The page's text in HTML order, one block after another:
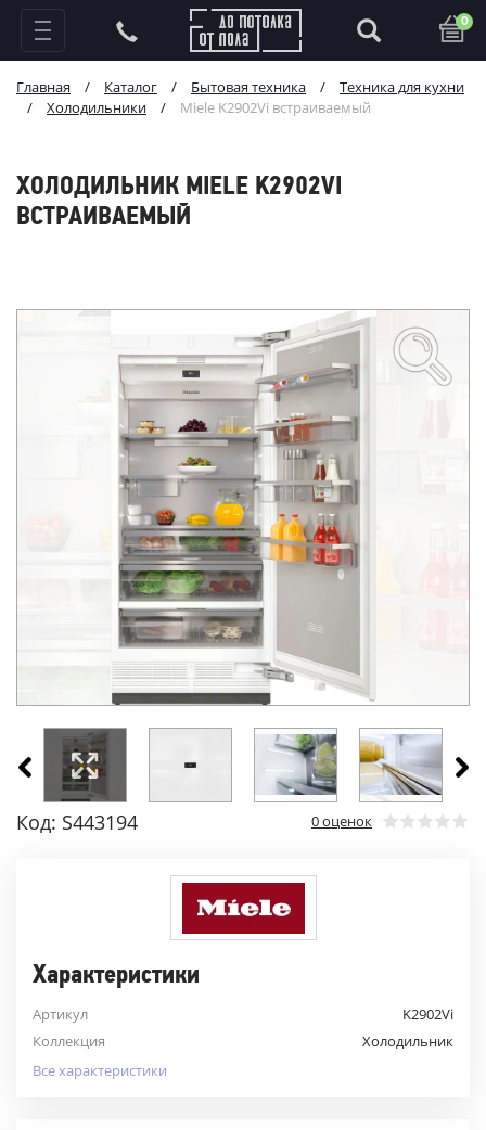
0
Главная / Каталог / Бытовая техника /
Техника для кухни
/
Холодильники / Miele K2902Vi встраиваемый
ХОЛОДИЛЬНИК MIELE K2902VI
ВСТРАИВАЕМЫЙ
Код: S443194 0 оценок
Характеристики
Артикул
K2902Vi
Коллекция
Холодильник
Все характеристики